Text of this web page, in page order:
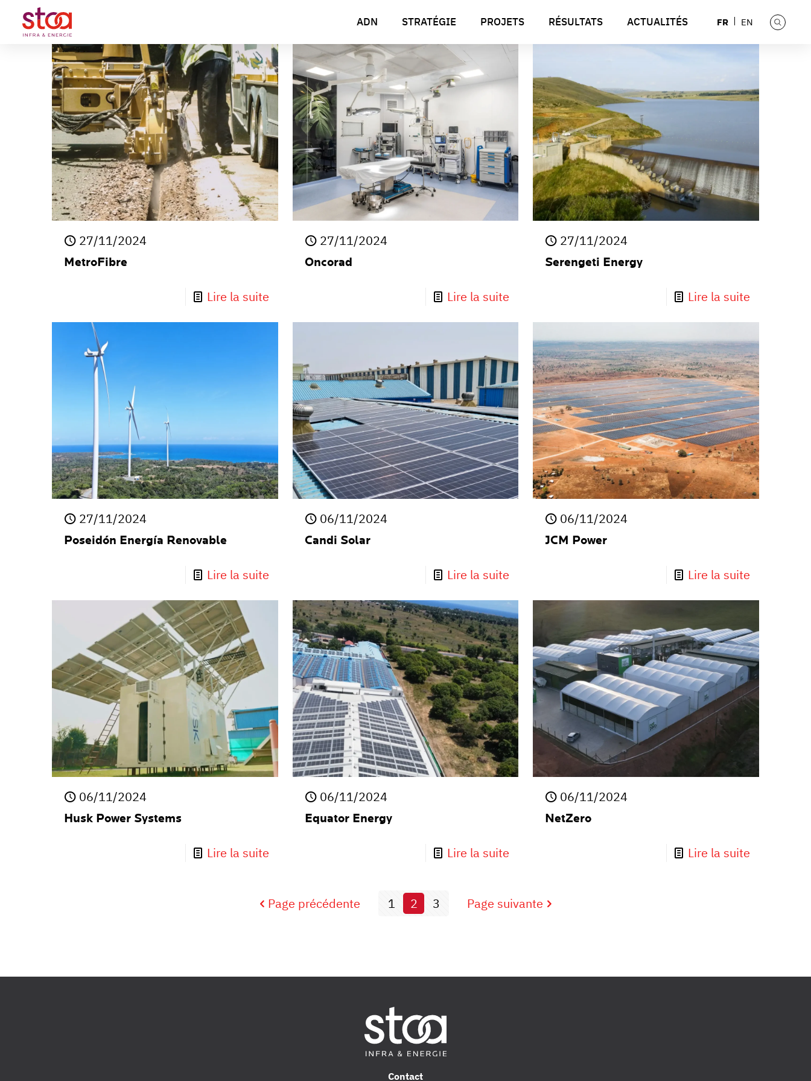
ADN STRATÉGIE PROJETS RÉSULTATS ACTUALITÉS FR EN
27/11/2024
MetroFibre
Lire la suite
27/11/2024
Oncorad
Lire la suite
27/11/2024
Serengeti Energy
Lire la suite
27/11/2024
Poseidón Energía Renovable
Lire la suite
06/11/2024
Candi Solar
Lire la suite
06/11/2024
JCM Power
Lire la suite
06/11/2024
Husk Power Systems
Lire la suite
06/11/2024
Equator Energy
Lire la suite
06/11/2024
NetZero
Lire la suite
Page précédente 1 2 3 Page suivante
Contact